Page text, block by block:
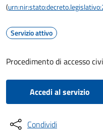
(
Servizio attivo
Procedimento di accesso
Accedi al servizio
Condividi